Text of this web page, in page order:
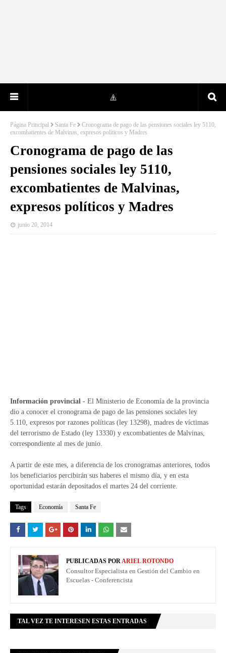
Página Principal Santa Fe
Cronograma de pago de las pensiones sociales ley 5110,
excombatientes de Malvinas, expresos políticos y Madres
Cronograma de pago de las
pensiones sociales ley 5110,
excombatientes de Malvinas,
expresos políticos y Madres
junio 20, 2014
Información provincial - El Ministerio de Economía de la provincia
dio a conocer el cronograma de pago de las pensiones sociales ley
5.110, expresos por razones políticas (ley 13298), madres de víctimas
del terrorismo de Estado (ley 13330) y excombatientes de Malvinas,
correspondiente al mes de junio.
A partir de este mes, a diferencia de los cronogramas anteriores, todos
los beneficiarios percibirán sus haberes el mismo día, y en esta
oportunidad estarán depositados el martes 24 del corriente.
Tags Economía Santa Fe
PUBLICADAS PORARIEL ROTONDO
Consultor Especialista en Gestión del Cambio en
Escuelas - Conferencista
TAL VEZ TE INTERESEN ESTAS ENTRADAS